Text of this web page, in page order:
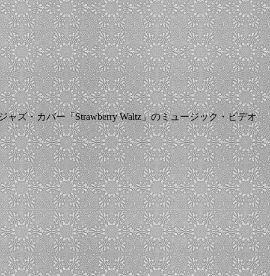
ャズ・カバー「Strawberry Waltz」のミュージック・ビデオ